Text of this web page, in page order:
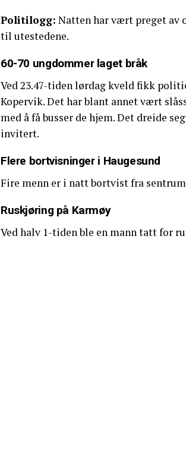
Politilogg: Natten har vært preget av
til utestedene.
60-70 ungdommer laget bråk
Ved 23.47-tiden lørdag kveld fikk
Kopervik. Det har blant annet vært
med å få busser de hjem. Det dreide
invitert.
Flere bortvisninger i Haugesund
Fire menn er i natt bortvist fra
Ruskjøring på Karmøy
Ved halv 1-tiden ble en mann tatt for